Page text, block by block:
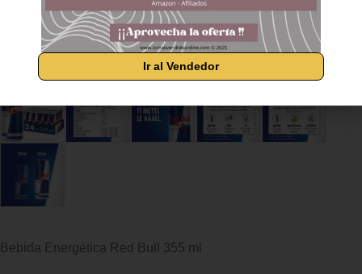
Bebida Energética Red Bull 355 ml
Ir al Vendedor